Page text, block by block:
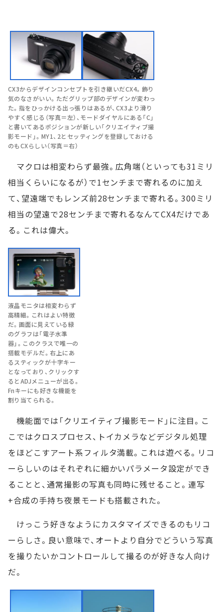
CX3からデザインコンセプトを引き継いだCX4。飾り
気のなさがいい。ただグリップ部のデザインが変わっ
た。指をひっかける出っ張りはあるが、CX3より滑り
やすく感じる（写真＝左）、モードダイヤルにある「C」
と書いてあるポジションが新しい「クリエイティブ撮
影モード」。MY1、2とセッティングを登録しておける
のもCXらしい（写真＝右）
マクロは相変わらず最強。広角端（といっても31ミリ
相当くらいになるが）で1センチまで寄れるのに加え
て、望遠端でもレンズ前28センチまで寄れる。300ミリ
相当の望遠で28センチまで寄れるなんてCX4だけであ
る。これは偉大。
液晶モニタは相変わらず
高精細。これはよい特徴
だ。画面に見えている緑
のグラフは「電子水準
器」。このクラスで唯一の
搭載モデルだ。右上にあ
るスティックが十字キー
となっており、クリックす
るとADJメニューが出る。
Fnキーにも好きな機能を
割り当てられる。
機能面では「クリエイティブ撮影モード」に注目。こ
こではクロスプロセス、トイカメラなどデジタル処理
をほどこすアート系フィルタ満載。これは遊べる。リコ
ーらしいのはそれぞれに細かいパラメータ設定ができ
ることと、通常撮影の写真も同時に残せること。連写
+合成の手持ち夜景モードも搭載された。
けっこう好きなようにカスタマイズできるのもリコ
ーらしさ。良い意味で、オートより自分でどういう写真
を撮りたいかコントロールして撮るのが好きな人向け
だ。